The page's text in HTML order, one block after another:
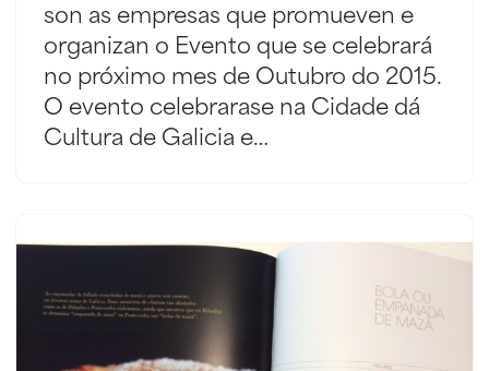
son as empresas que promueven e
organizan o Evento que se celebrará
no próximo mes de Outubro do 2015.
O evento celebrarase na Cidade dá
Cultura de Galicia e…